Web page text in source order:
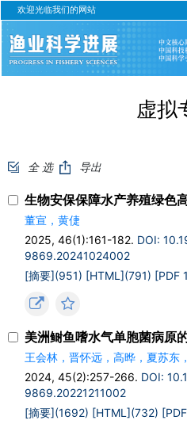
欢迎光临我们的网站
虚拟
全 选 导出
生物安保保障水产养殖绿色
董宣，黄倢
2025, 46(1):161-182. DOI:
9869.20241024002
[摘要](951) [HTML](791) [PDF
美洲鲥鱼嗜水气单胞菌病原
王会林，晋怀远，高晔，夏苏东
2024, 45(2):257-266. DOI:
9869.20221211002
[摘要](1692) [HTML](732)